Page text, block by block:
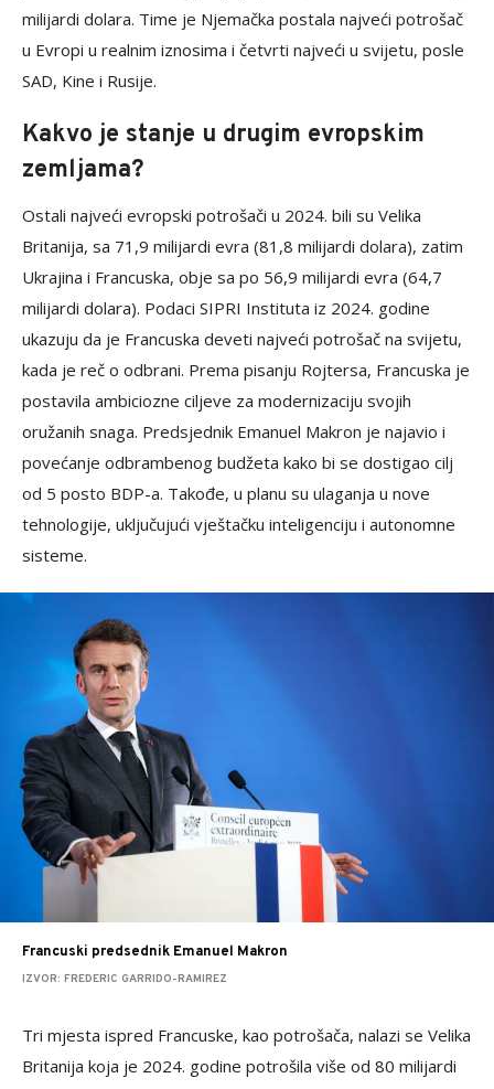
milijardi dolara. Time je Njemačka postala najveći potrošač
u Evropi u realnim iznosima i četvrti najveći u svijetu, posle
SAD, Kine i Rusije.
Kakvo je stanje u drugim evropskim
zemljama?
Ostali najveći evropski potrošači u 2024. bili su Velika
Britanija, sa 71,9 milijardi evra (81,8 milijardi dolara), zatim
Ukrajina i Francuska, obje sa po 56,9 milijardi evra (64,7
milijardi dolara). Podaci SIPRI Instituta iz 2024. godine
ukazuju da je Francuska deveti najveći potrošač na svijetu,
kada je reč o odbrani. Prema pisanju Rojtersa, Francuska je
postavila ambiciozne ciljeve za modernizaciju svojih
oružanih snaga. Predsjednik Emanuel Makron je najavio i
povećanje odbrambenog budžeta kako bi se dostigao cilj
od 5 posto BDP-a. Takođe, u planu su ulaganja u nove
tehnologije, uključujući vještačku inteligenciju i autonomne
sisteme.
Francuski predsednik Emanuel Makron
IZVOR: FREDERIC GARRIDO-RAMIREZ
Tri mjesta ispred Francuske, kao potrošača, nalazi se Velika
Britanija koja je 2024. godine potrošila više od 80 milijardi